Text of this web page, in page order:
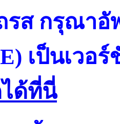
รส กรุณาอั
เป็นเวอ
ด้ที่น